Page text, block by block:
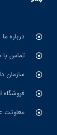
درباره ما
تماس با
سازمان
فروشگاه
معاونت